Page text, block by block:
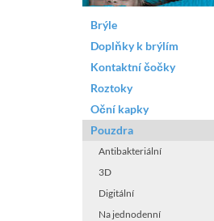
Brýle
Doplňky k brýlím
Kontaktní čočky
Roztoky
Oční kapky
Pouzdra
Antibakteriální
3D
Digitální
Na jednodenní